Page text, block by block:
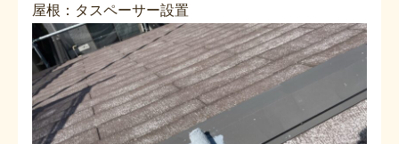
屋根：タスペーサー設置